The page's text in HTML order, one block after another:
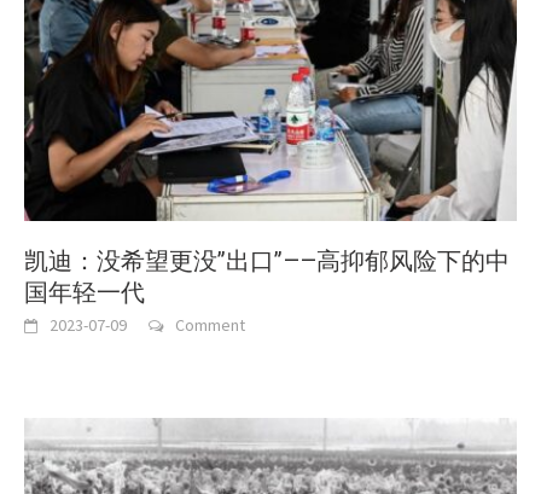
凯迪：没希望更没”出口”——高抑郁风险下的中
国年轻一代
2023-07-09 Comment